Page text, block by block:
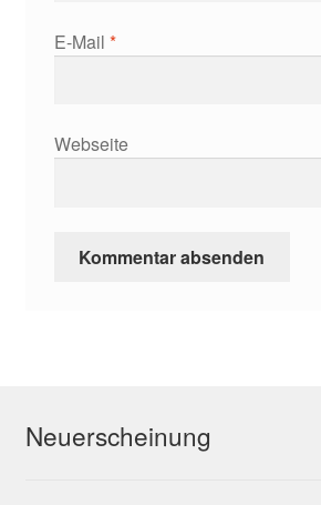
E-Mail *
Webseite
Neuerscheinung